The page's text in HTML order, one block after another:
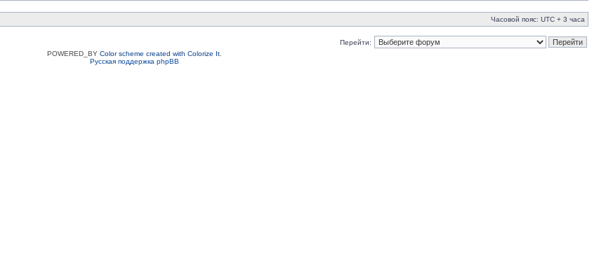
Часовой пояс: UTC + 3 часа
Перейти:
POWERED_BY Color scheme created with Colorize It.
Русская поддержка phpBB